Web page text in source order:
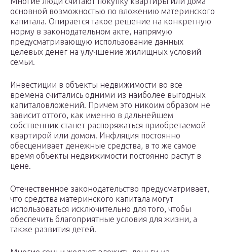
основной возможностью по вложению материнского
капитала. Опирается такое решение на конкретную
норму в законодательном акте, напрямую
предусматривающую использование данных
целевых денег на улучшение жилищных условий
семьи.
Инвестиции в объекты недвижимости во все
времена считались одними из наиболее выгодных
капиталовложений. Причем это никоим образом не
зависит оттого, как именно в дальнейшем
собственник станет распоряжаться приобретаемой
квартирой или домом. Инфляция постоянно
обесценивает денежные средства, в то же самое
время объекты недвижимости постоянно растут в
цене.
Отечественное законодательство предусматривает,
что средства материнского капитала могут
использоваться исключительно для того, чтобы
обеспечить благоприятные условия для жизни, а
также развития детей.